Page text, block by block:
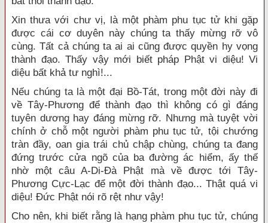
Xin thưa với chư vị, là một phàm phu tục tử khi gặp
được cái cơ duyên này chúng ta thấy mừng rỡ vô
cùng. Tất cả chúng ta ai ai cũng được quyền hy vọng
thành đạo. Thấy vậy mới biết pháp Phật vi diệu! Vi
diệu bất khả tư nghì!...
Nếu chúng ta là một đại Bồ-Tát, trong một đời này đi
về Tây-Phương để thành đạo thì không có gì đáng
tuyên dương hay đáng mừng rỡ. Nhưng mà tuyệt vời
chính ở chỗ một người phàm phu tục tử, tội chướng
tràn đầy, oan gia trái chủ chập chùng, chúng ta đang
đứng trước cửa ngõ của ba đường ác hiểm, ấy thế
nhờ một câu A-Di-Đà Phật mà về được tới Tây-
Phương Cực-Lạc để một đời thành đạo... Thật quá vi
diệu! Đức Phật nói rõ rệt như vậy!
Cho nên, khi biết rằng là hạng phàm phu tục tử, chúng